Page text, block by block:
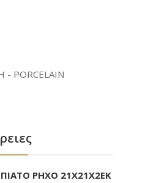
PORCELAIN
ΠΙΑΤΟ ΡΗΧΟ 21Χ21Χ2ΕΚ